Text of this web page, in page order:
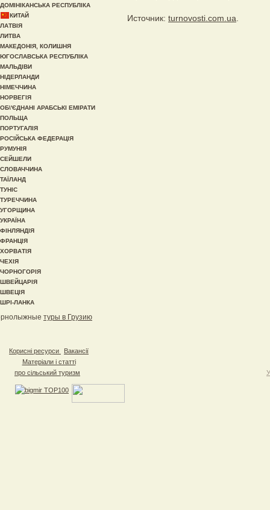
Источник: turnovosti.com.ua
ДОМІНІКАНСЬКА РЕСПУБЛІКА
КИТАЙ
ЛАТВІЯ
ЛИТВА
МАКЕДОНІЯ, КОЛИШНЯ
ЮГОСЛАВСЬКА РЕСПУБЛІКА
МАЛЬДІВИ
НІДЕРЛАНДИ
НІМЕЧЧИНА
НОРВЕГІЯ
ОБ\'ЄДНАНІ АРАБСЬКІ ЕМІРАТИ
ПОЛЬЩА
ПОРТУГАЛІЯ
РОСІЙСЬКА ФЕДЕРАЦІЯ
РУМУНІЯ
СЕЙШЕЛИ
СЛОВАЧЧИНА
ТАЇЛАНД
ТУНІС
ТУРЕЧЧИНА
УГОРЩИНА
УКРАЇНА
ФІНЛЯНДІЯ
ФРАНЦІЯ
ХОРВАТІЯ
ЧЕХІЯ
ЧОРНОГОРІЯ
ШВЕЙЦАРІЯ
ШВЕЦІЯ
ШРІ-ЛАНКА
туры в Грузию
Корисні ресурси
Вакансії
Матеріали і статті
про сільський туризм